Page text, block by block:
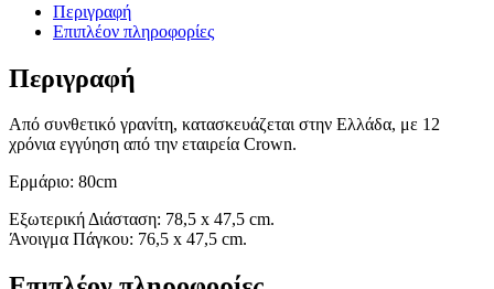
Περιγραφή
Επιπλέον πληροφορίες
Περιγραφή
Aπό συνθετικό γρανίτη, κατασκευάζεται στην Ελλάδα, με 12
χρόνια εγγύηση από την εταιρεία Crown.
Ερμάριο: 80cm
Εξωτερική Διάσταση: 78,5 x 47,5 cm.
Άνοιγμα Πάγκου: 76,5 x 47,5 cm.